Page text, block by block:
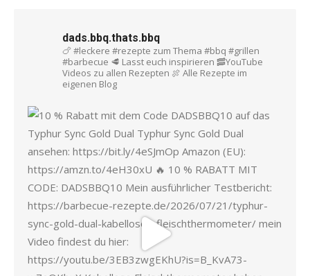
dads.bbq.thats.bbq
🍗 #leckere #rezepte zum Thema #bbq #grillen
#barbecue 🥩 Lasst euch inspirieren 🥓YouTube
Videos zu allen Rezepten 🍖 Alle Rezepte im
eigenen Blog